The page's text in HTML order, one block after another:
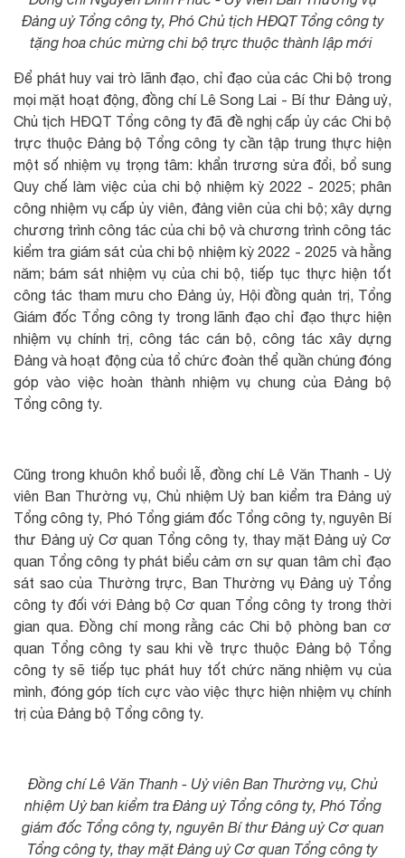
Đảng uỷ Tổng công ty, Phó Chủ tịch HĐQT Tổng công ty
tặng hoa chúc mừng chi bộ trực thuộc thành lập mới
Để phát huy vai trò lãnh đạo, chỉ đạo của các Chi bộ trong
mọi mặt hoạt động, đồng chí Lê Song Lai - Bí thư Đảng uỷ,
Chủ tịch HĐQT Tổng công ty đã đề nghị cấp ủy các Chi bộ
trực thuộc Đảng bộ Tổng công ty cần tập trung thực hiện
một số nhiệm vụ trọng tâm: khẩn trương sửa đổi, bổ sung
Quy chế làm việc của chi bộ nhiệm kỳ 2022 - 2025; phân
công nhiệm vụ cấp ủy viên, đảng viên của chi bộ; xây dựng
chương trình công tác của chi bộ và chương trình công tác
kiểm tra giám sát của chi bộ nhiệm kỳ 2022 - 2025 và hằng
năm; bám sát nhiệm vụ của chi bộ, tiếp tục thực hiện tốt
công tác tham mưu cho Đảng ủy, Hội đồng quản trị, Tổng
Giám đốc Tổng công ty trong lãnh đạo chỉ đạo thực hiện
nhiệm vụ chính trị, công tác cán bộ, công tác xây dựng
Đảng và hoạt động của tổ chức đoàn thể quần chúng đóng
góp vào việc hoàn thành nhiệm vụ chung của Đảng bộ
Tổng công ty.
Cũng trong khuôn khổ buổi lễ, đồng chí Lê Văn Thanh - Uỷ
viên Ban Thường vụ, Chủ nhiệm Uỷ ban kiểm tra Đảng uỷ
Tổng công ty, Phó Tổng giám đốc Tổng công ty, nguyên Bí
thư Đảng uỷ Cơ quan Tổng công ty, thay mặt Đảng uỷ Cơ
quan Tổng công ty phát biểu cảm ơn sự quan tâm chỉ đạo
sát sao của Thường trực, Ban Thường vụ Đảng uỷ Tổng
công ty đối với Đảng bộ Cơ quan Tổng công ty trong thời
gian qua. Đồng chí mong rằng các Chi bộ phòng ban cơ
quan Tổng công ty sau khi về trực thuộc Đảng bộ Tổng
công ty sẽ tiếp tục phát huy tốt chức năng nhiệm vụ của
mình, đóng góp tích cực vào việc thực hiện nhiệm vụ chính
trị của Đảng bộ Tổng công ty.
Đồng chí Lê Văn Thanh - Uỷ viên Ban Thường vụ, Chủ
nhiệm Uỷ ban kiểm tra Đảng uỷ Tổng công ty, Phó Tổng
giám đốc Tổng công ty, nguyên Bí thư Đảng uỷ Cơ quan
Tổng công ty, thay mặt Đảng uỷ Cơ quan Tổng công ty